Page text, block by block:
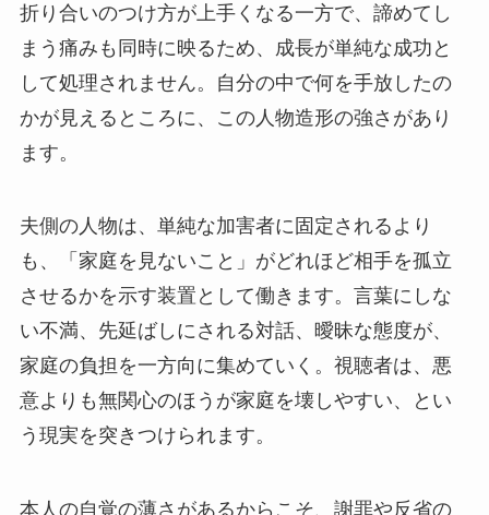
折り合いのつけ方が上手くなる一方で、諦めてし
まう痛みも同時に映るため、成長が単純な成功と
して処理されません。自分の中で何を手放したの
かが見えるところに、この人物造形の強さがあり
ます。
夫側の人物は、単純な加害者に固定されるより
も、「家庭を見ないこと」がどれほど相手を孤立
させるかを示す装置として働きます。言葉にしな
い不満、先延ばしにされる対話、曖昧な態度が、
家庭の負担を一方向に集めていく。視聴者は、悪
意よりも無関心のほうが家庭を壊しやすい、とい
う現実を突きつけられます。
本人の自覚の薄さがあるからこそ、謝罪や反省の